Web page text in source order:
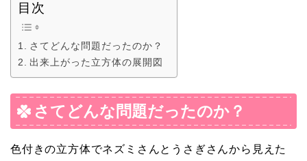
目次
さてどんな問題だったのか？
出来上がった立方体の展開図
さてどんな問題だったのか？
色付きの立方体でネズミさんとうさぎさんから見えた